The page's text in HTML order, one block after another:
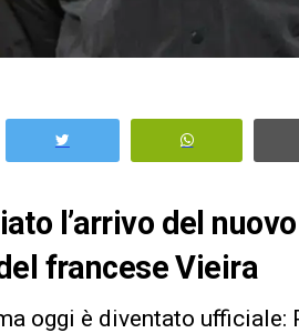
l’arrivo del
francese Vieira
oggi è diventato